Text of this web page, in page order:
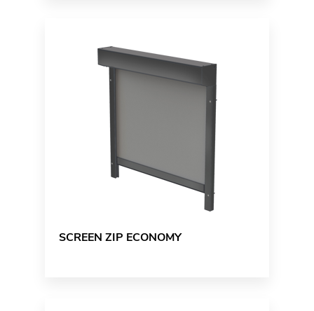
SCREEN ZIP ECONOMY